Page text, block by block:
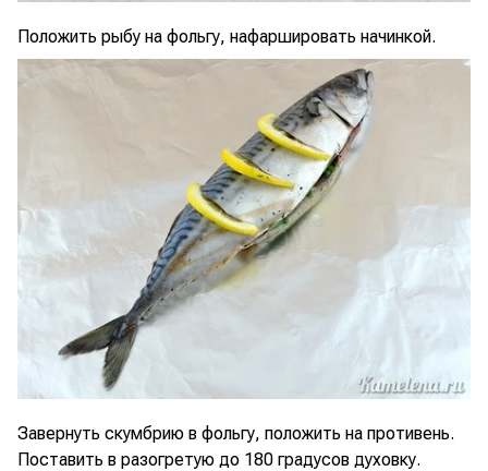
Положить рыбу на фольгу, нафаршировать начинкой.
Завернуть скумбрию в фольгу, положить на противень.
Поставить в разогретую до 180 градусов духовку.